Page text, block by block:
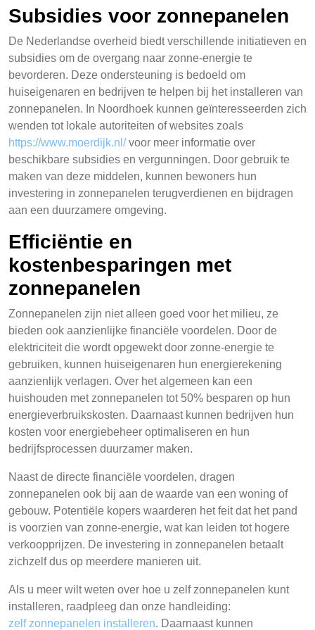
Subsidies voor zonnepanelen
De Nederlandse overheid biedt verschillende initiatieven en
subsidies om de overgang naar zonne-energie te
bevorderen. Deze ondersteuning is bedoeld om
huiseigenaren en bedrijven te helpen bij het installeren van
zonnepanelen. In Noordhoek kunnen geïnteresseerden zich
wenden tot lokale autoriteiten of websites zoals
https://www.moerdijk.nl/voor meer informatie over
beschikbare subsidies en vergunningen. Door gebruik te
maken van deze middelen, kunnen bewoners hun
investering in zonnepanelen terugverdienen en bijdragen
aan een duurzamere omgeving.
Efficiëntie en
kostenbesparingen met
zonnepanelen
Zonnepanelen zijn niet alleen goed voor het milieu, ze
bieden ook aanzienlijke financiële voordelen. Door de
elektriciteit die wordt opgewekt door zonne-energie te
gebruiken, kunnen huiseigenaren hun energierekening
aanzienlijk verlagen. Over het algemeen kan een
huishouden met zonnepanelen tot 50% besparen op hun
energieverbruikskosten. Daarnaast kunnen bedrijven hun
kosten voor energiebeheer optimaliseren en hun
bedrijfsprocessen duurzamer maken.
Naast de directe financiële voordelen, dragen
zonnepanelen ook bij aan de waarde van een woning of
gebouw. Potentiële kopers waarderen het feit dat het pand
is voorzien van zonne-energie, wat kan leiden tot hogere
verkoopprijzen. De investering in zonnepanelen betaalt
zichzelf dus op meerdere manieren uit.
Als u meer wilt weten over hoe u zelf zonnepanelen kunt
installeren, raadpleeg dan onze handleiding:
zelf zonnepanelen installeren. Daarnaast kunnen